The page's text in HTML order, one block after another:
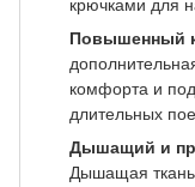
крючками для
Повышенный
комфорта и
длительных
Дышащий и
Дышащая ткань